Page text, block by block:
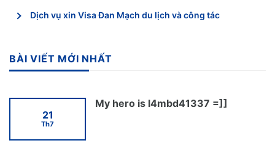
Dịch vụ xin Visa Đan Mạch du lịch và công tác
BÀI VIẾT MỚI NHẤT
21
Th7
My hero is l4mbd41337 =]]